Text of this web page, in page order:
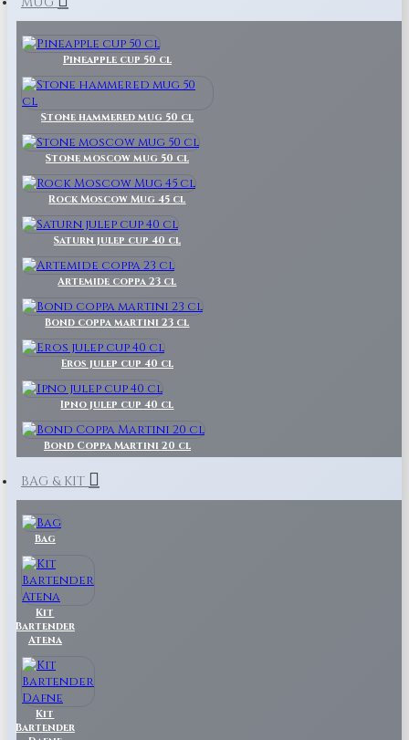
Pineapple cup 50 cl
Stone hammered mug 50 cl
Stone moscow mug 50 cl
Rock Moscow Mug 45 cl
Saturn julep cup 40 cl
Artemide coppa 23 cl
Bond coppa martini 23 cl
Eros julep cup 40 cl
Ipno julep cup 40 cl
Bond Coppa Martini 20 cl
BAG & KIT
Bag
Kit
Bartender
Atena
Kit
Bartender